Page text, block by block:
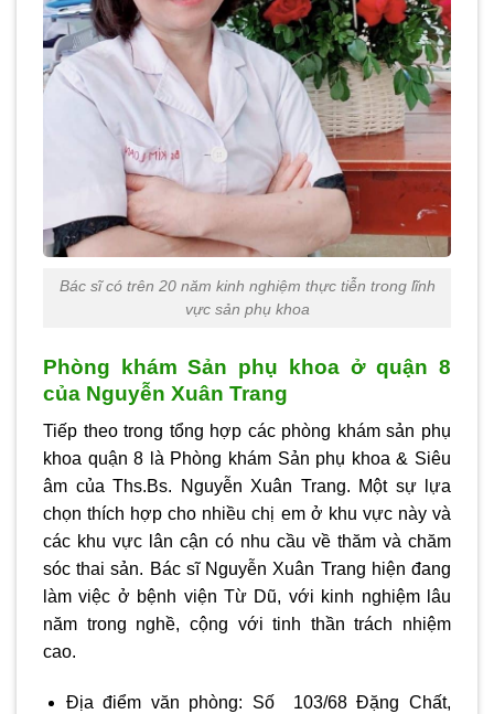
Bác sĩ có trên 20 năm kinh nghiệm thực tiễn trong lĩnh
vực sản phụ khoa
Phòng khám Sản phụ khoa ở quận 8
của Nguyễn Xuân Trang
Tiếp theo trong tổng hợp các phòng khám sản phụ
khoa quận 8 là Phòng khám Sản phụ khoa & Siêu
âm của Ths.Bs. Nguyễn Xuân Trang. Một sự lựa
chọn thích hợp cho nhiều chị em ở khu vực này và
các khu vực lân cận có nhu cầu về thăm và chăm
sóc thai sản. Bác sĩ Nguyễn Xuân Trang hiện đang
làm việc ở bệnh viện Từ Dũ, với kinh nghiệm lâu
năm trong nghề, cộng với tinh thần trách nhiệm
cao.
Địa điểm văn phòng: Số 103/68 Đặng Chất,